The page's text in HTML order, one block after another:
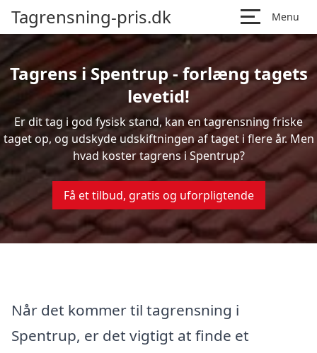
Tagrensning-pris.dk Menu
Tagrens i Spentrup - forlæng tagets
levetid!
Er dit tag i god fysisk stand, kan en tagrensning friske
taget op, og udskyde udskiftningen af taget i flere år. Men
hvad koster tagrens i Spentrup?
Få et tilbud, gratis og uforpligtende
Når det kommer til tagrensning i
Spentrup, er det vigtigt at finde et